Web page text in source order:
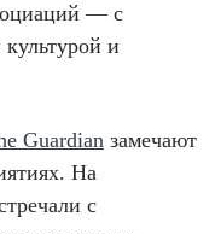
— с
и
Guardian замечают
На
с